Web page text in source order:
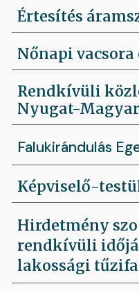
Értesítés
Nőnapi
Rendkívüli
Nyugat-
Falukirándulás
Képviselő-
Hirdetmény
rendkívüli
lakossági